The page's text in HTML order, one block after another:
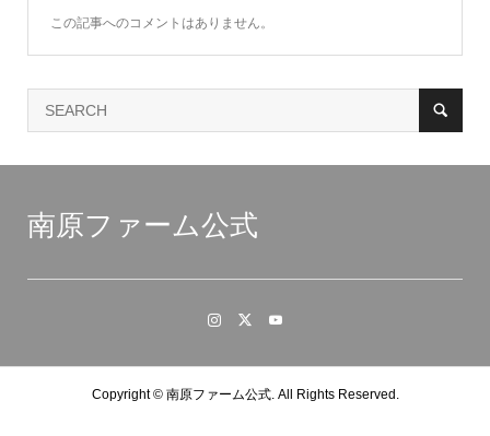
この記事へのコメントはありません。
南原ファーム公式
Copyright ©南原ファーム公式. All Rights Reserved.